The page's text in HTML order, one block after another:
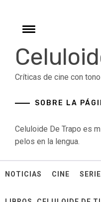
contentToggle
Críticas de cine con
SOBRE LA
Celuloide De Trapo es
pelos en la lengua.
NOTICIAS CINE